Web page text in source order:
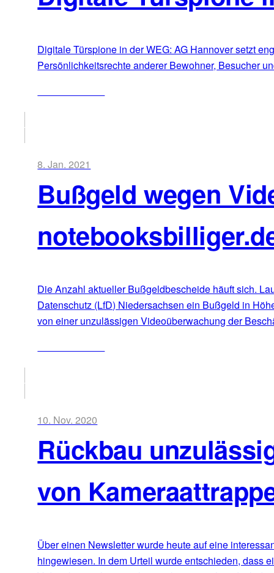
Digitale Türspione in der WEG: AG Hannover setzt
Persönlichkeitsrechte anderer Bewohner, Besucher
8. Jan. 2021
Bußgeld wegen
Die Anzahl aktueller Bußgeldbescheide häuft sich.
Datenschutz (LfD) Niedersachsen ein Bußgeld in
von einer unzulässigen Videoüberwachung der
10. Nov. 2020
Rückbau
von
Über einen Newsletter wurde heute auf eine
hingewiesen. In dem Urteil wurde entschieden, dass